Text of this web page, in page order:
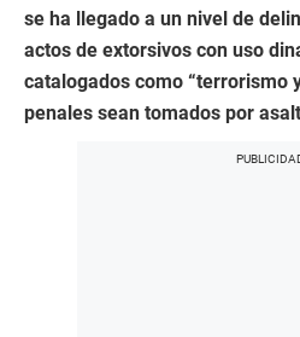
se ha llegado a un nivel de
actos de extorsivos con uso
catalogados como “terrorismo
penales sean tomados por